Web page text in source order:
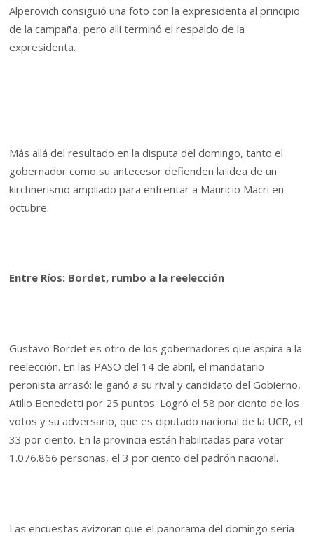
Alperovich consiguió una foto con la expresidenta al principio
de la campaña, pero allí terminó el respaldo de la
expresidenta.
Más allá del resultado en la disputa del domingo, tanto el
gobernador como su antecesor defienden la idea de un
kirchnerismo ampliado para enfrentar a Mauricio Macri en
octubre.
Entre Ríos: Bordet, rumbo a la reelección
Gustavo Bordet es otro de los gobernadores que aspira a la
reelección. En las PASO del 14 de abril, el mandatario
peronista arrasó: le ganó a su rival y candidato del Gobierno,
Atilio Benedetti por 25 puntos. Logró el 58 por ciento de los
votos y su adversario, que es diputado nacional de la UCR, el
33 por ciento. En la provincia están habilitadas para votar
1.076.866 personas, el 3 por ciento del padrón nacional.
Las encuestas avizoran que el panorama del domingo sería